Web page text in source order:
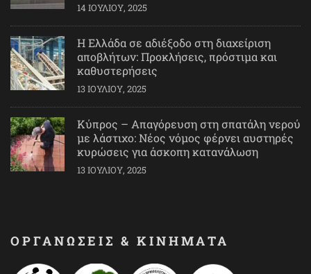
14 ΙΟΥΛΊΟΥ, 2025
Η Ελλάδα σε αδιέξοδο στη διαχείριση
αποβλήτων: Προκλήσεις, πρόστιμα και
καθυστερήσεις
13 ΙΟΥΛΊΟΥ, 2025
Κύπρος – Απαγόρευση στη σπατάλη νερού
με λάστιχο: Νέος νόμος φέρνει αυστηρές
κυρώσεις για άσκοπη κατανάλωση
13 ΙΟΥΛΊΟΥ, 2025
ΟΡΓΑΝΩΣΕΙΣ & ΚΙΝΗΜΑΤΑ